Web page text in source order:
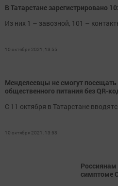
В Татарстане зарегистрировано
Из них 1 – завозной, 101 –
10 октября 2021, 13:55
Менделеевцы не смогут
общественного питания без QR-
С 11 октября в Татарстане
10 октября 2021, 13:53
симптоме